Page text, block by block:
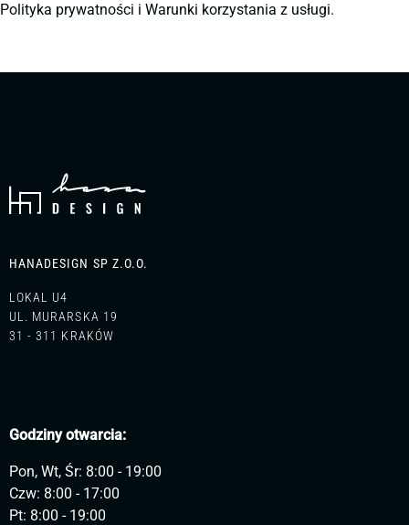
Polityka prywatności i Warunki korzystania z usługi.
HANADESIGN SP Z.O.O.
LOKAL U4
UL. MURARSKA 19
31 - 311 KRAKÓW
Godziny otwarcia:
Pon, Wt, Śr: 8:00 - 19:00
Czw: 8:00 - 17:00
Pt: 8:00 - 19:00